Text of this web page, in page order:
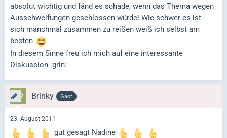
absolut wichtig und fänd es schade, wenn das Thema wegen
Ausschweifungen geschlossen würde! Wie schwer es ist
sich manchmal zusammen zu reißen weiß ich selbst am
besten
In diesem Sinne freu ich mich auf eine interessante
Diskussion :grin:
Brinky Gast
23. August 2011
gut gesagt Nadine